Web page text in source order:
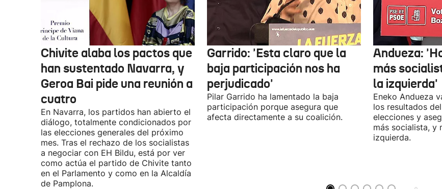
Chivite alaba los pactos que
han sustentado Navarra, y
Geroa Bai pide una reunión a
cuatro
En Navarra, los partidos han abierto el
diálogo, totalmente condicionados por
las elecciones generales del próximo
mes. Tras el rechazo de los socialistas
a negociar con EH Bildu, está por ver
como actúa el partido de Chivite tanto
en el Parlamento y como en la Alcaldía
de Pamplona.
Garrido: 'Esta claro que la
baja participación nos ha
perjudicado'
Pilar Garrido ha lamentado la baja
participación porque asegura que
afecta directamente a su coalición.
Andueza:
más
la izquierda'
Eneko Andueza
los resultados
elecciones y
más socialista, y
izquierda.